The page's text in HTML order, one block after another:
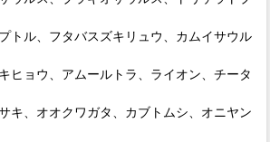
トル、フタバスズキリュウ、カムイサウル
ヒョウ、アムールトラ、ライオン、チータ
キ、オオクワガタ、カブトムシ、オニヤン